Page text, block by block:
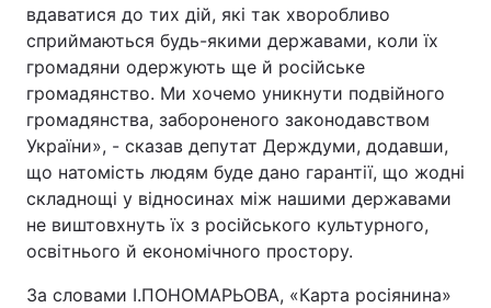
вдаватися до тих дій, які так хворобливо
сприймаються будь-якими державами, коли їх
громадяни одержують ще й російське
громадянство. Ми хочемо уникнути подвійного
громадянства, забороненого законодавством
України», - сказав депутат Держдуми, додавши,
що натомість людям буде дано гарантії, що жодні
складнощі у відносинах між нашими державами
не виштовхнуть їх з російського культурного,
освітнього й економічного простору.
За словами І.ПОНОМАРЬОВА, «Карта росіянина»